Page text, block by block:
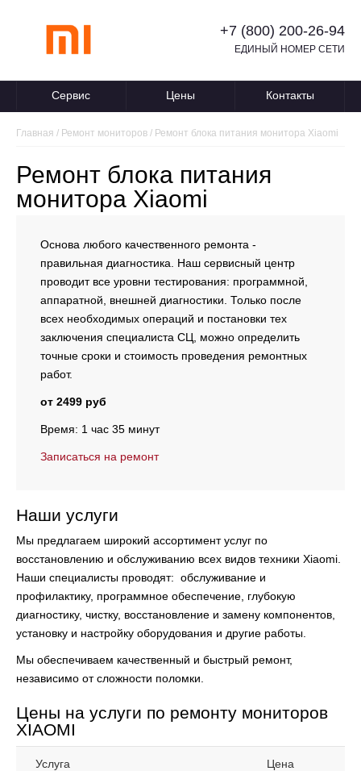
+7 (800) 200-26-94
ЕДИНЫЙ НОМЕР СЕТИ
Сервис Цены Контакты
Главная / Ремонт мониторов / Ремонт блока питания монитора Xiaomi
Ремонт блока питания
монитора Xiaomi
Основа любого качественного ремонта -
правильная диагностика. Наш сервисный центр
проводит все уровни тестирования: программной,
аппаратной, внешней диагностики. Только после
всех необходимых операций и постановки тех
заключения специалиста СЦ, можно определить
точные сроки и стоимость проведения ремонтных
работ.
от 2499 руб
Время: 1 час 35 минут
Записаться на ремонт
Наши услуги
Мы предлагаем широкий ассортимент услуг по
восстановлению и обслуживанию всех видов техники Xiaomi.
Наши специалисты проводят: обслуживание и
профилактику, программное обеспечение, глубокую
диагностику, чистку, восстановление и замену компонентов,
установку и настройку оборудования и другие работы.
Мы обеспечиваем качественный и быстрый ремонт,
независимо от сложности поломки.
Цены на услуги по ремонту мониторов
XIAOMI
Услуга Цена